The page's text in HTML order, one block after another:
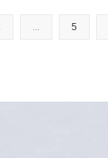
5